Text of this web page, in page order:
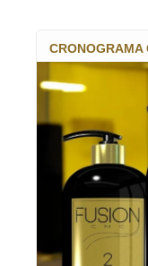
CRONOGRAMA